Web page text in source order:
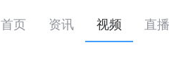
首页 资讯 视频 直播